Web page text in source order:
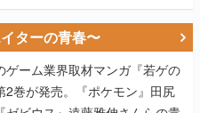
ターの青春〜
ゲーム業界取材マンガ『若ゲの
2巻が発売。『ポケモン』田尻